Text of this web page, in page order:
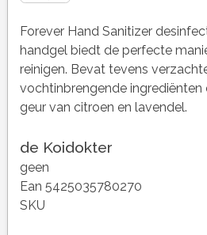
Forever Hand Sanitizer
handgel biedt de perfecte
reinigen. Bevat tevens
vochtinbrengende ingrediënten
geur van citroen en lavendel.
de Koidokter
geen
Ean 5425035780270
SKU